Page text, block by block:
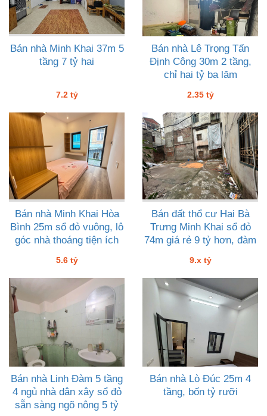
Bán nhà Minh Khai 37m 5
tầng 7 tỷ hai
7.2 tỷ
Bán nhà Lê Trọng Tấn
Định Công 30m 2 tầng,
chỉ hai tỷ ba lăm
2.35 tỷ
Bán nhà Minh Khai Hòa
Bình 25m sổ đỏ vuông, lô
góc nhà thoáng tiện ích
5.6 tỷ
Bán đất thổ cư Hai Bà
Trưng Minh Khai sổ đỏ
74m giá rẻ 9 tỷ hơn, đàm
9.x tỷ
Bán nhà Linh Đàm 5 tầng
4 ngủ nhà dân xây sổ đỏ
sẵn sàng ngõ nông 5 tỷ
Bán nhà Lò Đúc 25m 4
tầng, bốn tỷ rưỡi